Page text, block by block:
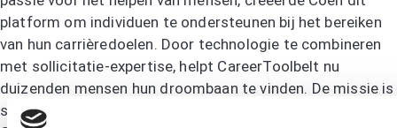
platform om individuen te ondersteunen bij het bereiken
van hun carrièredoelen. Door technologie te combineren
met sollicitatie-expertise, helpt CareerToolbelt nu
duizenden mensen hun droombaan te vinden. De missie is
simpel: iedereen de mogelijkheid geven om te slagen.